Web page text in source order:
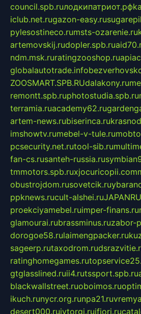
council.spb.ruлодкипатриот.рф
iclub.net.rugazon-easy.ru
pylesostineco.rumsts-ozarenie.ru
artemovskij.rudopler.spb.ru
ndm.msk.ruratingzooshop.ru
globalautotrade.info
ZOOSMART.SPB.RUdalakony.ru
remontt.spb.ruphotostudia.spb.ru
terramia.ruacademy62.ru
artem-news.rubiserinca.ru
imshowtv.rumebel-v-tule.ru
pcsecurity.net.rutool-sib.ru
fan-cs.rusanteh-russia.ru
tmmotors.spb.ruxjocuricopii.com
obustrojdom.rusovetcik.ru
ppknews.rucult-alshei.ru
proekciyamebel.ruimper-finans.ru
glamourai.rubrassminus.ruzabor-
dorogoe58.rulaimengpacker.ru
sageerp.rutaxodrom.ru
ratinghomegames.ru
gtglasslined.ruii4.rutssport.spb.ru
blackwallstreet.ruoboimos.ru
ikuch.runycr.org.runpa21.ru
desert000.ruivtorgi.ruifiori.ru